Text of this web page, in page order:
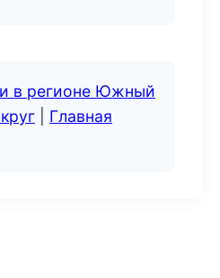
в регионе Южный
Главная